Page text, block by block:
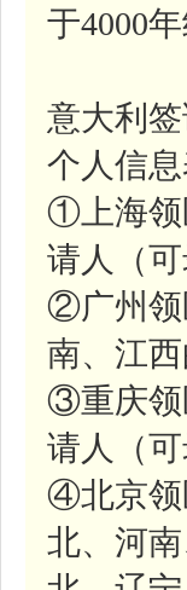
于4000
意大利
个人信
①上海领
请人（
②广州领
南、江
③重庆领
请人（
④北京领
北、河